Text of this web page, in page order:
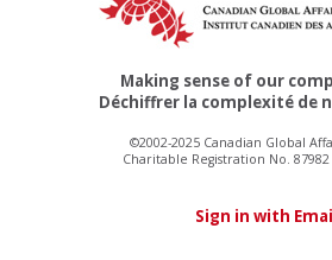
Making sense of our
Déchiffrer la complexité de
©2002-2025 Canadian Global
Charitable Registration No. 87982
Sign in with